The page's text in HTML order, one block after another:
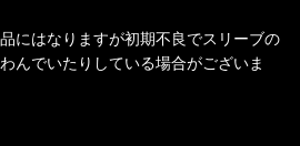
にはなりますが初期不良でスリーブの
んでいたりしている場合がございま